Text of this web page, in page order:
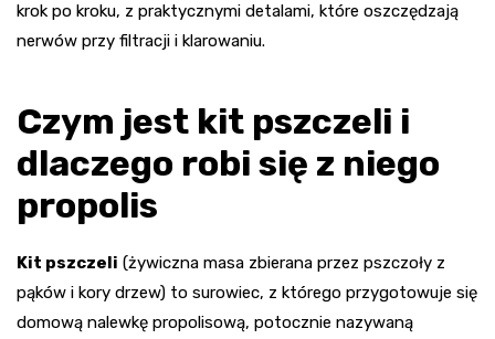
krok po kroku, z praktycznymi detalami, które oszczędzają
nerwów przy filtracji i klarowaniu.
Czym jest kit pszczeli i
dlaczego robi się z niego
propolis
Kit pszczeli (żywiczna masa zbierana przez pszczoły z
pąków i kory drzew) to surowiec, z którego przygotowuje się
domową nalewkę propolisową, potocznie nazywaną